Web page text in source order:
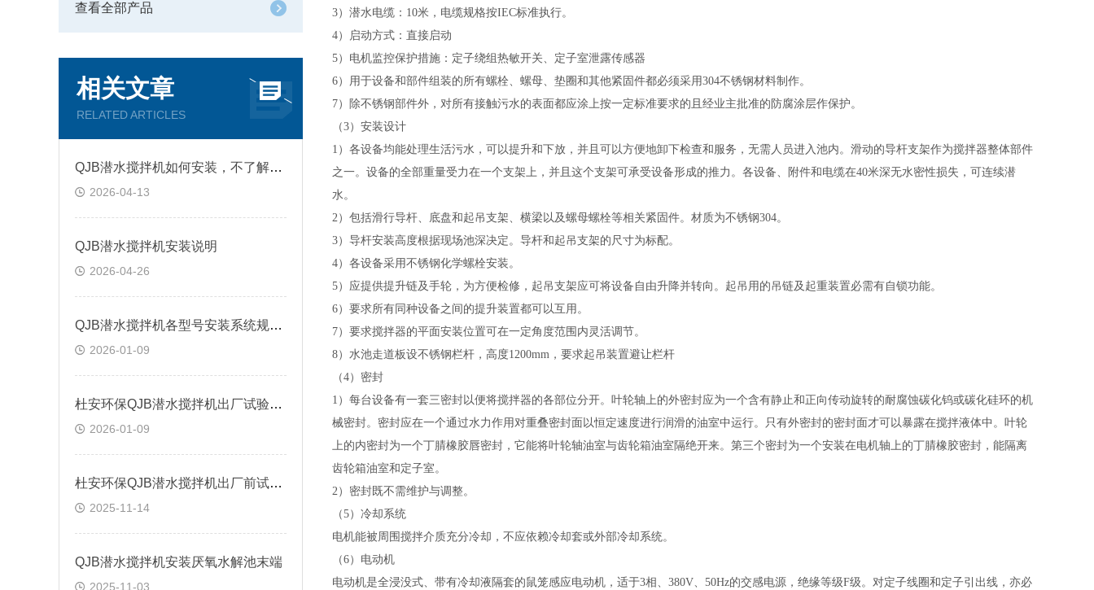
查看全部产品
相关文章
RELATED ARTICLES
QJB潜水搅拌机如何安装，不了解的看看本篇
2026-04-13
QJB潜水搅拌机安装说明
2026-04-26
QJB潜水搅拌机各型号安装系统规格尺寸
2026-01-09
杜安环保QJB潜水搅拌机出厂试验内容
2026-01-09
杜安环保QJB潜水搅拌机出厂前试验说明
2025-11-14
QJB潜水搅拌机安装厌氧水解池末端
2025-11-03
3）潜水电缆：10米，电缆规格按IEC标准执行。
4）启动方式：直接启动
5）电机监控保护措施：定子绕组热敏开关、定子室泄露传感器
6）用于设备和部件组装的所有螺栓、螺母、垫圈和其他紧固件都必须采用304不锈钢材料制作。
7）除不锈钢部件外，对所有接触污水的表面都应涂上按一定标准要求的且经业主批准的防腐涂层作保护。
（3）安装设计
1）各设备均能处理生活污水，可以提升和下放，并且可以方便地卸下检查和服务，无需人员进入池内。滑动的导杆支架作为搅拌器整体部件
之一。设备的全部重量受力在一个支架上，并且这个支架可承受设备形成的推力。各设备、附件和电缆在40米深无水密性损失，可连续潜
水。
2）包括滑行导杆、底盘和起吊支架、横梁以及螺母螺栓等相关紧固件。材质为不锈钢304。
3） 导杆安装高度根据现场池深决定。导杆和起吊支架的 尺寸为标配。
4）各设备采用不锈钢化学螺栓安装。
5）应提供提升链及手轮，为方便检修，起吊支架应可将设备自由升降并转向。起吊用的吊链及起重装置必需有自锁功能。
6）要求所有同种设备之间的提升装置都可以互用。
7）要求搅拌器的平面安装位置可在一定角度范围内灵活调节。
8）水池走道板设不锈钢栏杆，高度1200mm，要求起吊装置避让栏杆
（4）密封
1）每台设备有一套三密封以便将搅拌器的各部位分开。叶轮轴上的外密封应为一个含有静止和正向传动旋转的耐腐蚀碳化钨或碳化硅环的机
械密封。密封应在一个通过水力作用对重叠密封面以恒定速度进行润滑的油室中运行。只有外密封的密封面才可以暴露在搅拌液体中。叶轮
上的内密封为一个丁腈橡胶唇密封，它能将叶轮轴油室与齿轮箱油室隔绝开来。第三个密封为一个安装在电机轴上的丁腈橡胶密封，能隔离
齿轮箱油室和定子室。
2）密封既不需维护与调整。
（5）冷却系统
电机能被周围搅拌介质充分冷却，不应依赖冷却套或外部冷却系统。
（6）电动机
电动机是全浸没式、带有冷却液隔套的鼠笼感应电动机，适于3相、380V、50Hz的交感电源， 绝缘等级F级。对定子线圈和定子引出线，亦必